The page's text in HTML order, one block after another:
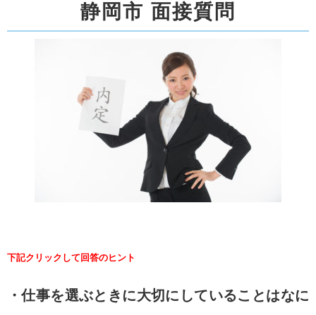
静岡市 面接質問
下記クリックして回答のヒント
・仕事を選ぶときに大切にしていることはなに